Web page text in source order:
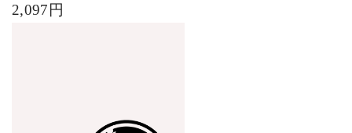
2,097円